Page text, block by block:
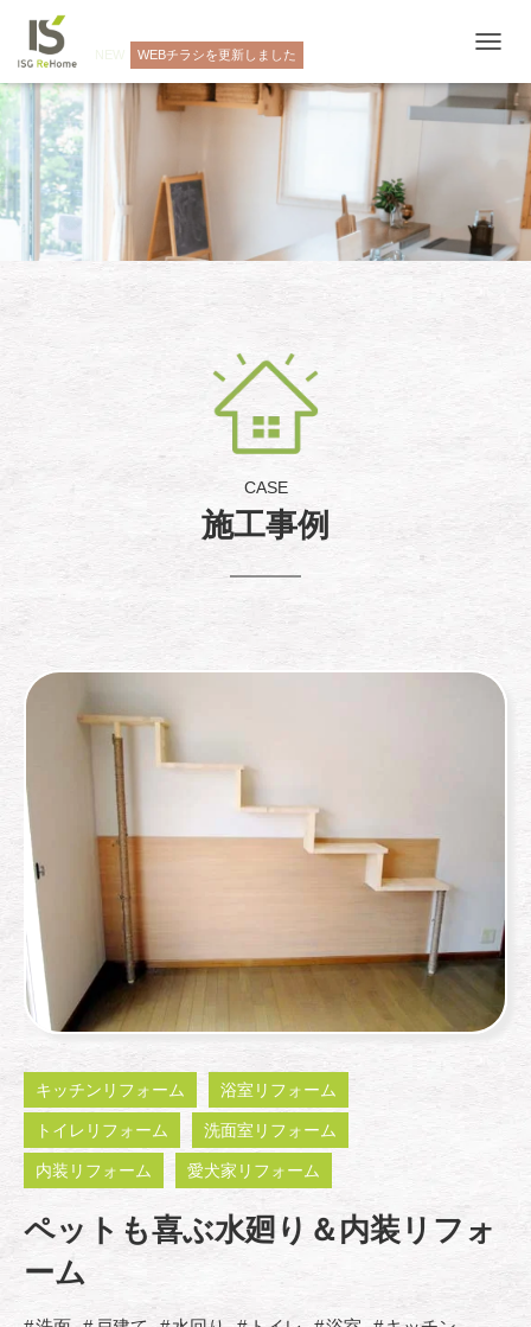
NEW WEBチラシを更新しました
ビ
ゲ
ー
を
切
り
施工事例
CASE
キッチンリフォーム 浴室リフォーム
トイレリフォーム 洗面室リフォーム
内装リフォーム 愛犬家リフォーム
ペットも喜ぶ水廻り＆内装リフォ
ーム